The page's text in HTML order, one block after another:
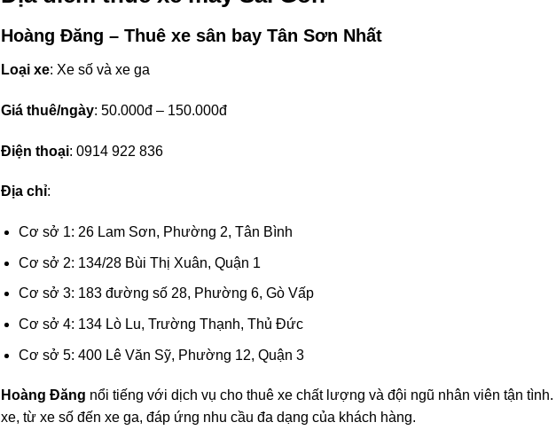
Hoàng Đăng – Thuê xe sân bay Tân Sơn Nhất
Loại xe: Xe số và xe ga
Giá thuê/ngày: 50.000đ – 150.000đ
Điện thoại: 0914 922 836
Địa chỉ:
Cơ sở 1: 26 Lam Sơn, Phường 2, Tân Bình
Cơ sở 2: 134/28 Bùi Thị Xuân, Quận 1
Cơ sở 3: 183 đường số 28, Phường 6, Gò Vấp
Cơ sở 4: 134 Lò Lu, Trường Thạnh, Thủ Đức
Cơ sở 5: 400 Lê Văn Sỹ, Phường 12, Quận 3
Hoàng Đăng nổi tiếng với dịch vụ cho thuê xe chất lượng và đội ngũ nhân viên tận
xe, từ xe số đến xe ga, đáp ứng nhu cầu đa dạng của khách hàng.